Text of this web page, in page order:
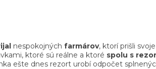
nespokojných farmárov, ktorí prišli
ktoré sú reálne a ktoré spolu s
ešte dnes rezort urobí odpočet